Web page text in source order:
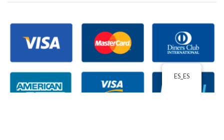
ES_ES